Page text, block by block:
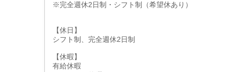
※完全週休2日制・シフト制（希望休あり）
【休日】
シフト制、完全週休2日制
【休暇】
有給休暇